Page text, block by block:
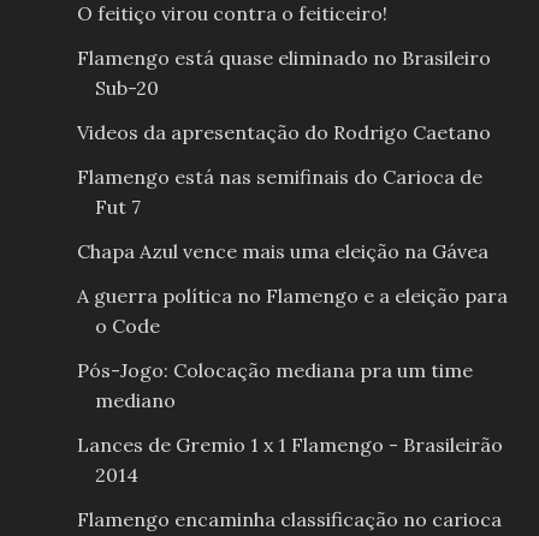
O feitiço virou contra o feiticeiro!
Flamengo está quase eliminado no Brasileiro
Sub-20
Videos da apresentação do Rodrigo Caetano
Flamengo está nas semifinais do Carioca de
Fut 7
Chapa Azul vence mais uma eleição na Gávea
A guerra política no Flamengo e a eleição para
o Code
Pós-Jogo: Colocação mediana pra um time
mediano
Lances de Gremio 1 x 1 Flamengo - Brasileirão
2014
Flamengo encaminha classificação no carioca